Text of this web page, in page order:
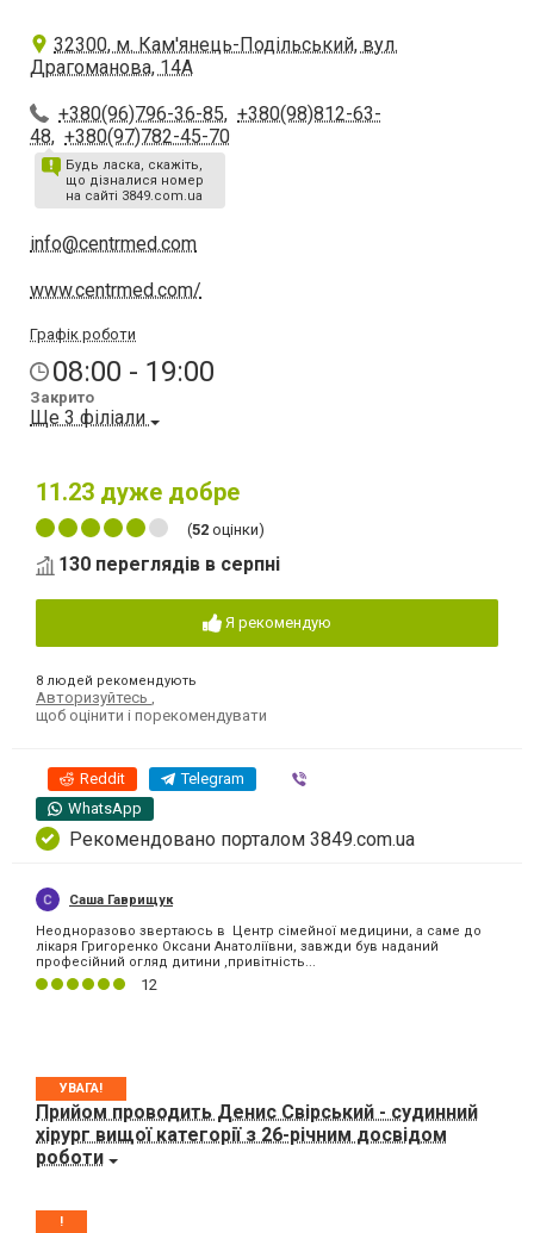
32300, м. Кам'янець-Подільський, вул.
Драгоманова, 14А
+380(96)796-36-85, +380(98)812-63-
48, +380(97)782-45-70
Будь ласка, скажіть,
що дізналися номер
на сайті 3849.com.ua
info@centrmed.com
www.centrmed.com/
Графік роботи
08:00 - 19:00
Закрито
Ще 3 філіали
11.23 дуже добре
(52 оцінки)
130 переглядів в серпні
Я рекомендую
8 людей рекомендують
Авторизуйтесь ,
щоб оцінити і порекомендувати
Reddit Telegram
WhatsApp
Рекомендовано порталом 3849.com.ua
Саша Гаврищук
Неодноразово звертаюсь в Центр сімейної медицини, а саме до
лікаря Григоренко Оксани Анатоліївни, завжди був наданий
професійний огляд дитини ,привітність...
12
УВАГА!
Прийом проводить Денис Свірський - судинний
хірург вищої категорії з 26-річним досвідом
роботи
!